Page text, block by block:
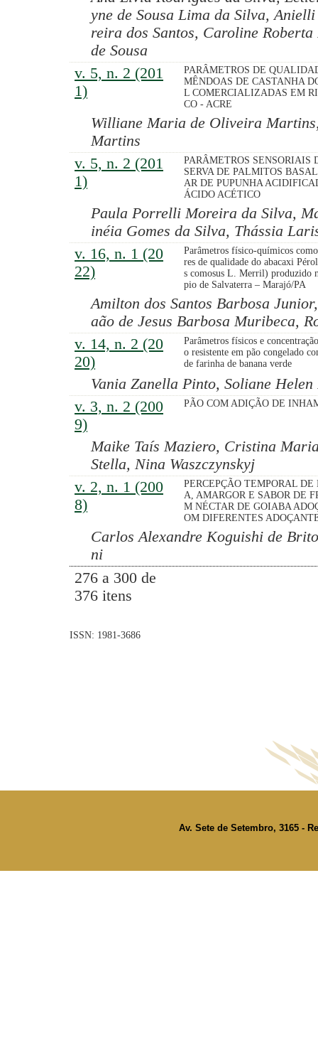
yne de Sousa Lima da Silva,
reira dos Santos, Caroline
de Sousa
v. 5, n. 2 (201
1)
PARÂMETROS DE
MÊNDOAS DE CASTANHA
L COMERCIALIZADAS EM
CO - ACRE
Williane Maria de Oliveira
Martins
v. 5, n. 2 (201
1)
PARÂMETROS SENSORIAIS
SERVA DE PALMITOS
AR DE PUPUNHA
ÁCIDO ACÉTICO
Paula Porrelli Moreira da Silva,
inéia Gomes da Silva, Thássia
v. 16, n. 1 (20
22)
Parâmetros físico-químicos
res de qualidade do abacaxi
s comosus L. Merril) produzido
pio de Salvaterra – Marajó/PA
Amilton dos Santos Barbosa
aão de Jesus Barbosa Muribeca,
v. 14, n. 2 (20
20)
Parâmetros físicos e
o resistente em pão congelado
de farinha de banana verde
Vania Zanella Pinto, Soliane
v. 3, n. 2 (200
9)
PÃO COM ADIÇÃO DE
Maike Taís Maziero, Cristina
Stella, Nina Waszczynskyj
v. 2, n. 1 (200
8)
PERCEPÇÃO TEMPORAL DE
A, AMARGOR E SABOR DE
M NÉCTAR DE GOIABA
OM DIFERENTES
Carlos Alexandre Koguishi de
ni
276 a 300 de
376 itens
ISSN: 1981-3686
Av. Sete de Setembro, 3165 -